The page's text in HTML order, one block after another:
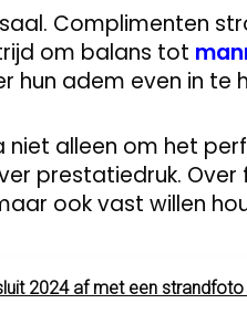
Complimenten
om balans tot
hun adem even in te
alleen om het
prestatiedruk. Over
ook vast willen
2024 af met een